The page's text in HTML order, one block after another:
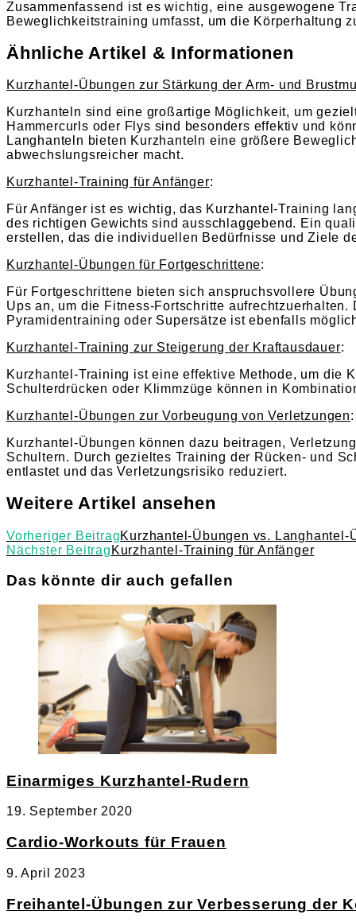
Zusammenfassend ist es wichtig, eine ausgewogene
Beweglichkeitstraining umfasst, um die Körperhaltung
Ähnliche Artikel & Informationen
Kurzhantel-Übungen zur Stärkung der Arm- und
Kurzhanteln sind eine großartige Möglichkeit, um
Hammercurls oder Flys sind besonders effektiv und
Langhanteln bieten Kurzhanteln eine größere
abwechslungsreicher macht.
Kurzhantel-Training für Anfänger:
Für Anfänger ist es wichtig, das Kurzhantel-Training
des richtigen Gewichts sind ausschlaggebend. Ein
erstellen, das die individuellen Bedürfnisse und Ziele
Kurzhantel-Übungen für Fortgeschrittene:
Für Fortgeschrittene bieten sich anspruchsvollere
Ups an, um die Fitness-Fortschritte
Pyramidentraining oder Supersätze ist ebenfalls
Kurzhantel-Training zur Steigerung der Kraftausdauer:
Kurzhantel-Training ist eine effektive Methode, um die
Schulterdrücken oder Klimmzüge können in
Kurzhantel-Übungen zur Vorbeugung von Verletzungen:
Kurzhantel-Übungen können dazu beitragen,
Schultern. Durch gezieltes Training der Rücken- und
entlastet und das Verletzungsrisiko reduziert.
Weitere Artikel ansehen
Vorheriger BeitragKurzhantel-Übungen vs. Langhantel-
Nächster Beitrag Kurzhantel-Training für Anfänger
Das könnte dir auch gefallen
Einarmiges Kurzhantel-Rudern
19. September 2020
Cardio-Workouts für Frauen
9. April 2023
Freihantel-Übungen zur Verbesserung der